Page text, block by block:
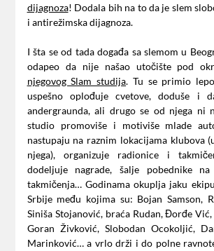
dijagnoza! Dodala bih na to da je slem
i antirežimska dijagnoza.
I šta se od tada događa sa slemom u
odapeo da nije našao utočište pod
njegovog Slam studija. Tu se primio
uspešno oplođuje cvetove, doduše i
andergraunda, ali drugo se od njega ni
studio promoviše i motiviše mlade
nastupaju na raznim lokacijama klubova
njega), organizuje radionice i
dodeljuje nagrade, šalje pobednike
takmičenja… Godinama okuplja jaku
Srbije među kojima su: Bojan Samson,
Siniša Stojanović, braća Rudan, Đorđe
Goran Živković, Slobodan Ocokoljić,
Marinković… a vrlo drži i do polne